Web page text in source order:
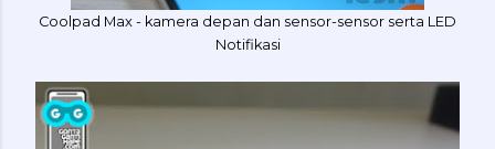
Coolpad Max - kamera depan dan sensor-sensor serta LED
Notifikasi